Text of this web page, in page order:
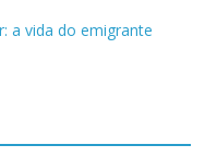
a vida do emigrante